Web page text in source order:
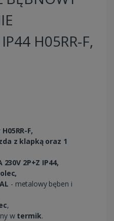
H05RR-F,
F,
z klapką oraz 1
230V 2P+Z IP44,
- metalowy bęben i
,
w termik.